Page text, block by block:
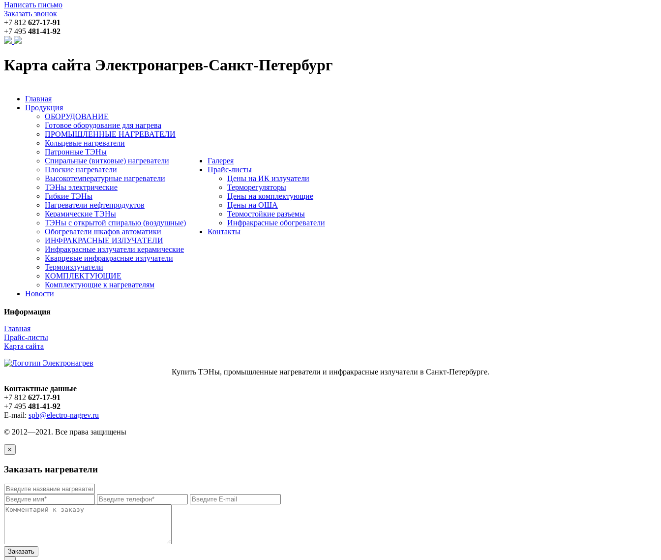
Написать письмо
Заказать звонок
+7 812 627-17-91
+7 495 481-41-92
Карта сайта Электронагрев-Санкт-Петербург
Главная
Продукция
ОБОРУДОВАНИЕ
Готовое оборудование для нагрева
ПРОМЫШЛЕННЫЕ НАГРЕВАТЕЛИ
Кольцевые нагреватели
Патронные ТЭНы
Спиральные (витковые) нагреватели
Плоские нагреватели
Высокотемпературные нагреватели
ТЭНы электрические
Гибкие ТЭНы
Нагреватели нефтепродуктов
Керамические ТЭНы
ТЭНы с открытой спиралью (воздушные)
Обогреватели шкафов автоматики
ИНФРАКРАСНЫЕ ИЗЛУЧАТЕЛИ
Инфракрасные излучатели керамические
Кварцевые инфракрасные излучатели
Термоизлучатели
КОМПЛЕКТУЮЩИЕ
Комплектующие к нагревателям
Новости
Галерея
Прайс-листы
Цены на ИК излучатели
Терморегуляторы
Цены на комплектующие
Цены на ОША
Термостойкие разъемы
Инфракрасные обогреватели
Контакты
Информация
Главная
Прайс-листы
Карта сайта
Купить ТЭНы, промышленные нагреватели и инфракрасные излучатели в Санкт-Петербурге.
Контактные данные
+7 812 627-17-91
+7 495 481-41-92
E-mail: spb@electro-nagrev.ru
© 2012—2021. Все права защищены
×
Заказать нагреватели